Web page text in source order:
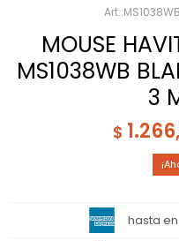
MOUSE
MS1038WB
3
$
hasta en